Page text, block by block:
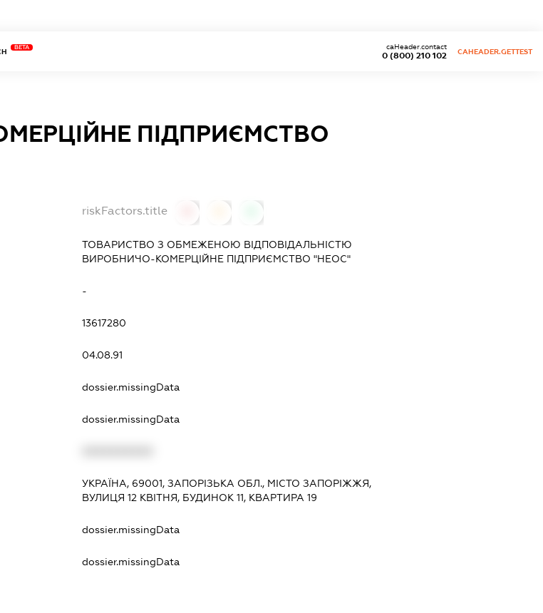
BETA
0 (800) 210 102
caHeader.contact
CAHEADER.GETTEST
ПІДПРИЄМСТВО
riskFactors.title
ТОВАРИСТВО З ОБМЕЖЕНОЮ ВІДПОВІДАЛЬНІСТЮ
ВИРОБНИЧО-КОМЕРЦІЙНЕ ПІДПРИЄМСТВО "НЕОС"
-
13617280
04.08.91
dossier.missingData
dossier.missingData
УКРАЇНА, 69001, ЗАПОРІЗЬКА ОБЛ., МІСТО ЗАПОРІЖЖЯ,
ВУЛИЦЯ 12 КВІТНЯ, БУДИНОК 11, КВАРТИРА 19
dossier.missingData
dossier.missingData